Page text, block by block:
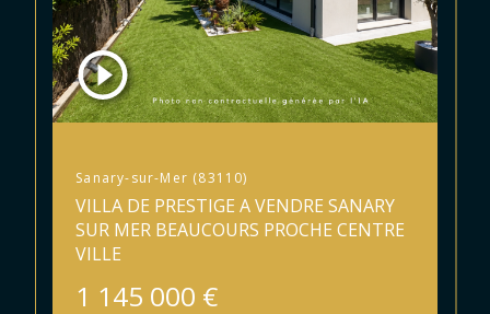
Sanary-sur-Mer (83110)
VILLA DE PRESTIGE A VENDRE SANARY
SUR MER BEAUCOURS PROCHE CENTRE
VILLE
1 145 000 €